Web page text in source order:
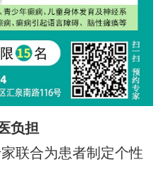
负担
联合为患者制定个性